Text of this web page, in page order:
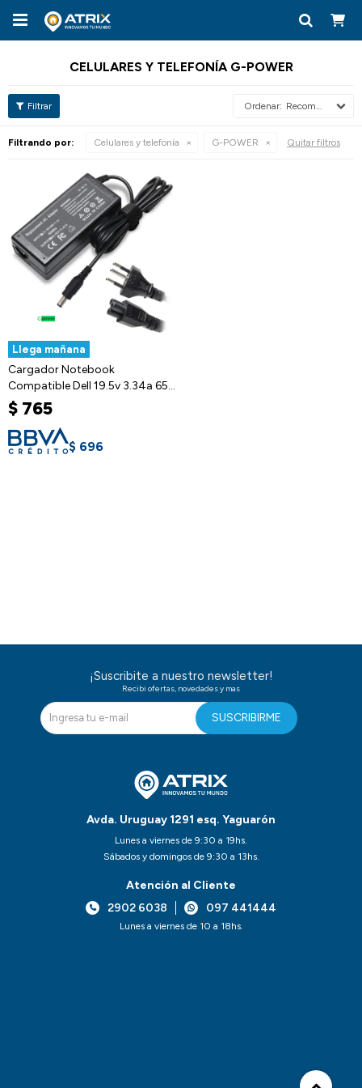

CELULARES Y TELEFONÍA G-POWER
Recomendados
Filtrando por: Celulares y telefonía G-POWER Quitar filtros
Llega mañana
Cargador Notebook
Compatible Dell 19.5v 3.34a 65w
4.5x3.0
$ 765
$ 696
Avda. Uruguay 1291 esq. Yaguarón
Lunes a viernes de 9:30 a 19hs.
Sábados y domingos de 9:30 a 13hs.
Atención al Cliente
2902 6038
097 441444
Lunes a viernes de 10 a 18hs.
¡Suscribite a nuestro newsletter!
Recibi ofertas, novedades y mas
SUSCRIBIRME